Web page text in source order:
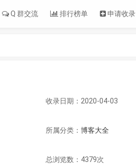
Q 群交流 排行榜单 申请收录
收录日期：2020-04-03
所属分类： 博客大全
总浏览数：4379次